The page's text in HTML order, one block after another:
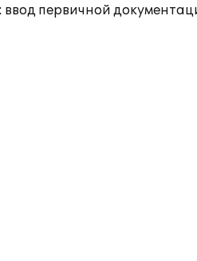
первичной